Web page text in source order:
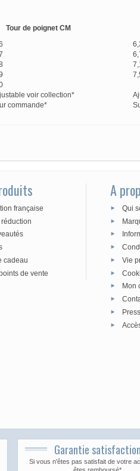
Tour de poignet CM
voir collection*
commande*
française
cadeau
de vente
A
Qui
Vie
Mon
Garantie satisfaction
Si vous n'êtes pas satisfait de votre